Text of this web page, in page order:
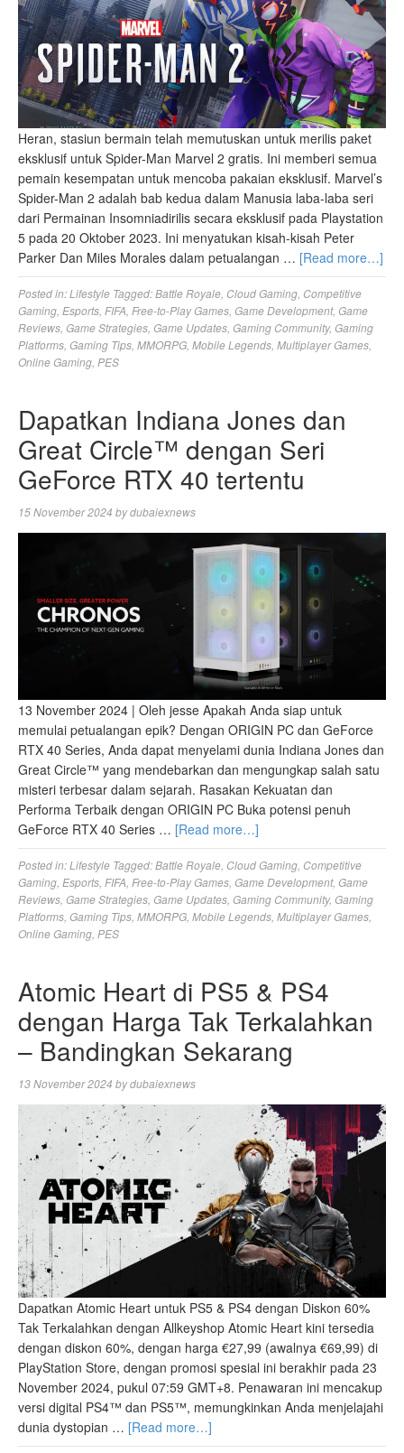
Heran, stasiun bermain telah memutuskan untuk merilis paket
eksklusif untuk Spider-Man Marvel 2 gratis. Ini memberi semua
pemain kesempatan untuk mencoba pakaian eksklusif. Marvel’s
Spider-Man 2 adalah bab kedua dalam Manusia laba-laba seri
dari Permainan Insomniadirilis secara eksklusif pada Playstation
5 pada 20 Oktober 2023. Ini menyatukan kisah-kisah Peter
Parker Dan Miles Morales dalam petualangan … [Read more…]
Posted in:Lifestyle Tagged:Battle Royale Cloud Gaming Competitive
Gaming Esports FIFA Free-to-Play Games Game Development, Game
Reviews Game Strategies Game Updates Gaming Community, Gaming
Platforms Gaming Tips MMORPG Mobile Legends Multiplayer Games
Online Gaming PES
Dapatkan Indiana Jones dan
Great Circle™ dengan Seri
GeForce RTX 40 tertentu
15 November 2024 bydubaiexnews
13 November 2024 | Oleh jesse Apakah Anda siap untuk
memulai petualangan epik? Dengan ORIGIN PC dan GeForce
RTX 40 Series, Anda dapat menyelami dunia Indiana Jones dan
Great Circle™ yang mendebarkan dan mengungkap salah satu
misteri terbesar dalam sejarah. Rasakan Kekuatan dan
Performa Terbaik dengan ORIGIN PC Buka potensi penuh
GeForce RTX 40 Series … [Read more…]
Posted in:Lifestyle Tagged:Battle Royale Cloud Gaming Competitive
Gaming Esports FIFA Free-to-Play Games Game Development, Game
Reviews Game Strategies Game Updates Gaming Community, Gaming
Platforms Gaming Tips MMORPG Mobile Legends Multiplayer Games
Online Gaming PES
Atomic Heart di PS5 & PS4
dengan Harga Tak Terkalahkan
– Bandingkan Sekarang
13 November 2024 bydubaiexnews
Dapatkan Atomic Heart untuk PS5 & PS4 dengan Diskon 60%
Tak Terkalahkan dengan Allkeyshop Atomic Heart kini tersedia
dengan diskon 60%, dengan harga €27,99 (awalnya €69,99) di
PlayStation Store, dengan promosi spesial ini berakhir pada 23
November 2024, pukul 07:59 GMT+8. Penawaran ini mencakup
versi digital PS4™ dan PS5™, memungkinkan Anda menjelajahi
dunia dystopian … [Read more…]